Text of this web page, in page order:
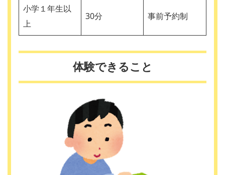
小学１年生以
上
30分 事前予約制
体験できること